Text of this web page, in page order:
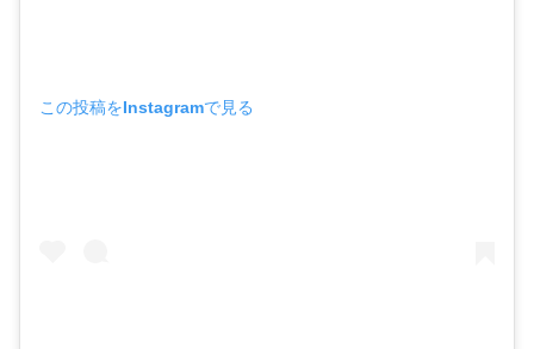
この投稿をInstagramで見る